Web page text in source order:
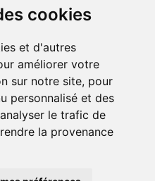
cookies
et d'autres
améliorer votre
sur notre site, pour
personnalisé et des
le trafic de
la provenance